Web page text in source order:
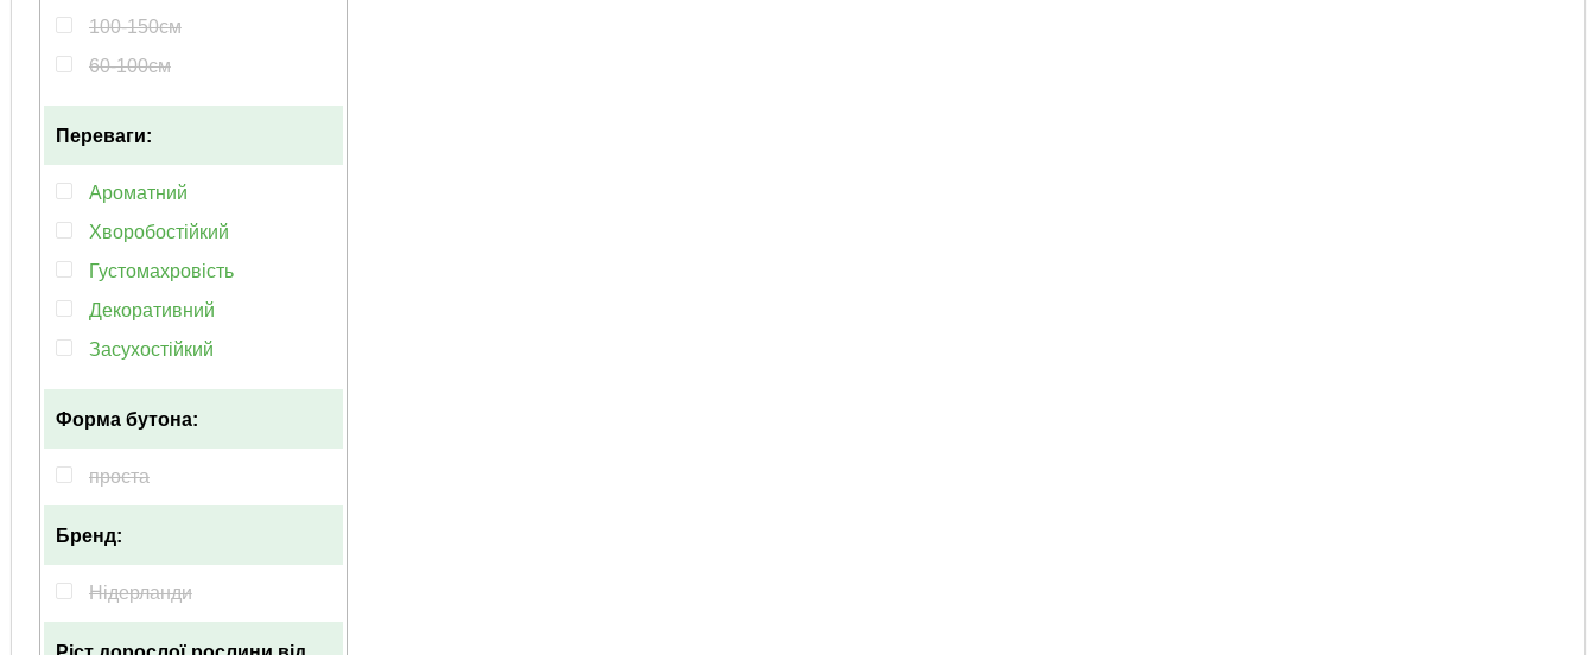
100-150см
60-100см
150-200см
50-100см
Переваги:
Ароматний
Хворобостійкий
Густомахровість
Декоративний
Засухостійкий
Гарноквітучий
Багаторічний
Невибагливий
Рясноквітучий
Тіньолюбні
Гібридний
Форма бутона:
проста
Бренд:
Нідерланди